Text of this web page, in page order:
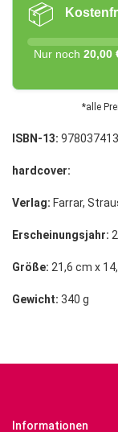
📦
Nur noch 20,00
*alle
ISBN-13:
hardcover:
Verlag: Farrar,
Erscheinungsjahr:
Größe: 21,6 cm x
Gewicht: 340 g
Informationen